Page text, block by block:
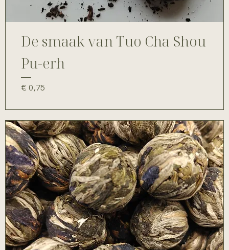
De smaak van Tuo Cha Shou
Pu-erh
Prijs
€ 0,75